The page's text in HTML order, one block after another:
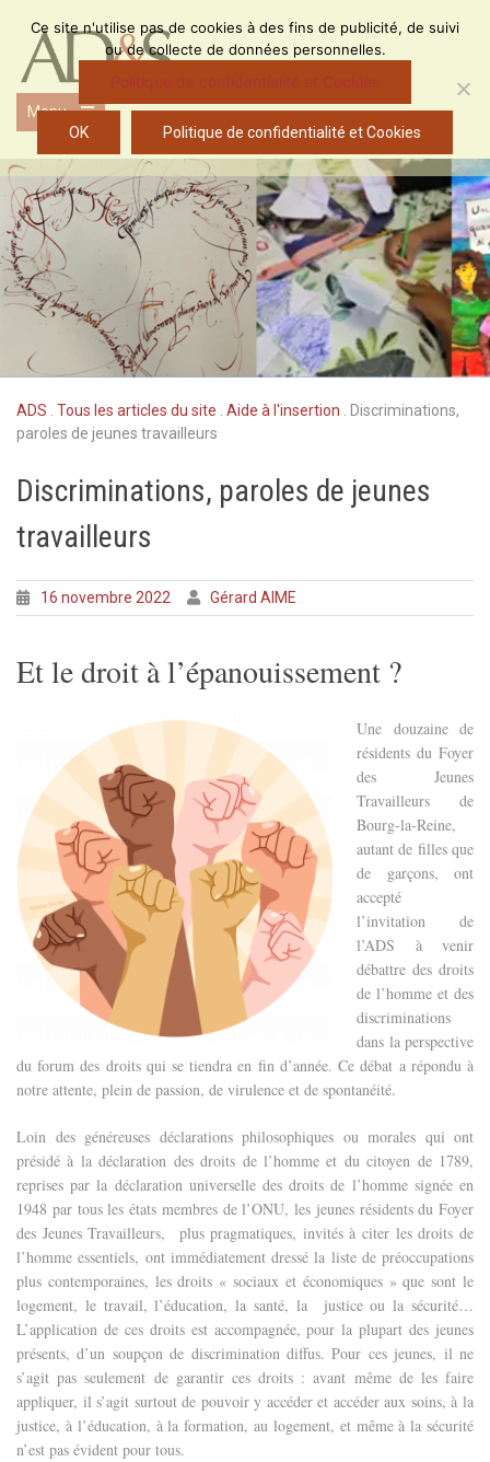
content
Menu
Open
the
main
menu
ADS Tous les articles du site Aide à l'insertion
Discriminations,
paroles de jeunes travailleurs
Discriminations, paroles de jeunes
travailleurs
16 novembre 2022 Gérard AIME
Et le droit à l’épanouissement ?
Une douzaine de
résidents du Foyer
des Jeunes
Travailleurs de
Bourg-la-Reine,
autant de filles que
de garçons, ont
accepté
l’invitation de
l’ADS à venir
débattre des droits
de l’homme et des
discriminations
dans la perspective
du forum des droits qui se tiendra en fin d’année.Ce débat a répondu à
notre attente, plein de passion, de virulence et de spontanéité.
Loin des généreuses déclarations philosophiques ou morales qui ont
présidé à la déclaration des droits de l’homme et du citoyen de 1789,
reprises par la déclaration universelle des droits de l’homme signée en
1948 par tous les états membres de l’ONU, les jeunes résidents du Foyer
des Jeunes Travailleurs, plus pragmatiques, invités à citer les droits de
l’homme essentiels, ont immédiatement dressé la liste de préoccupations
plus contemporaines, les droits « sociaux et économiques » que sont le
logement, le travail, l’éducation, la santé, la justice ou la sécurité…
L’application de ces droits est accompagnée, pour la plupart des jeunes
présents, d’un soupçon de discrimination diffus. Pour ces jeunes, il ne
s’agit pas seulement de garantir ces droits : avant même de les faire
appliquer, il s’agit surtout de pouvoir y accéder et accéder aux soins, à la
justice, à l’éducation, à la formation, au logement, et même à la sécurité
n’est pas évident pour tous.
Ce site n'utilise pas de cookies à des fins de publicité, de suivi
ou de collecte de données personnelles.
Politique de confidentialité et Cookies
OK Politique de confidentialité et Cookies